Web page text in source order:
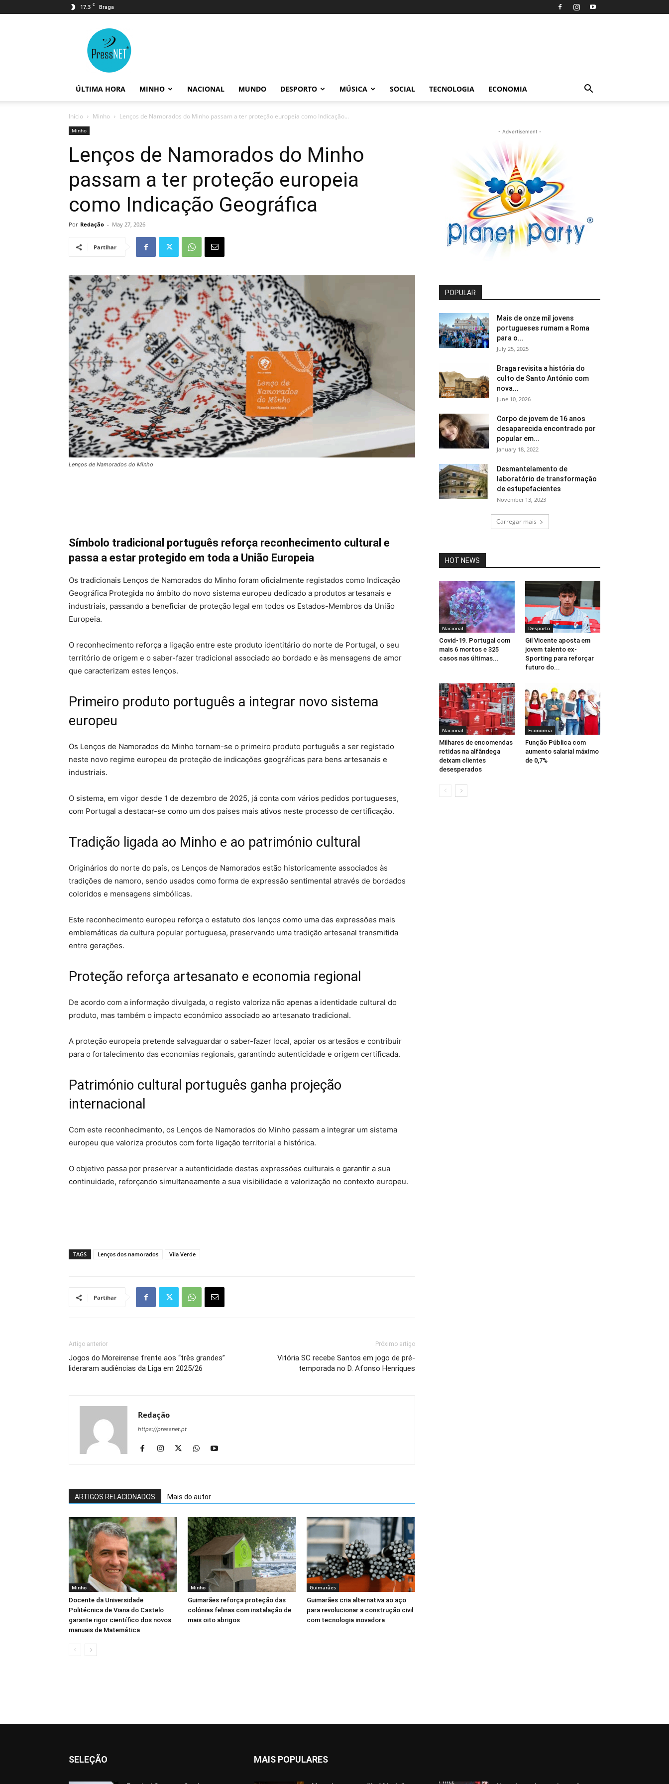
17.3 C Braga
ÚLTIMA HORA MINHO NACIONAL MUNDO DESPORTO MÚSICA SOCIAL TECNOLOGIA ECONOMIA
Início Minho Lenços de Namorados do Minho passam a ter proteção europeia como Indicação...
Minho
Lenços de Namorados do Minho
passam a ter proteção europeia
como Indicação Geográfica
Por Redação - May 27, 2026
Partihar
Lenços de Namorados do Minho
Símbolo tradicional português reforça reconhecimento cultural e
passa a estar protegido em toda a União Europeia
Os tradicionais Lenços de Namorados do Minho foram oficialmente registados como Indicação
Geográfica Protegida no âmbito do novo sistema europeu dedicado a produtos artesanais e
industriais, passando a beneficiar de proteção legal em todos os Estados-Membros da União
Europeia.
O reconhecimento reforça a ligação entre este produto identitário do norte de Portugal, o seu
território de origem e o saber-fazer tradicional associado ao bordado e às mensagens de amor
que caracterizam estes lenços.
Primeiro produto português a integrar novo sistema
europeu
Os Lenços de Namorados do Minho tornam-se o primeiro produto português a ser registado
neste novo regime europeu de proteção de indicações geográficas para bens artesanais e
industriais.
O sistema, em vigor desde 1 de dezembro de 2025, já conta com vários pedidos portugueses,
com Portugal a destacar-se como um dos países mais ativos neste processo de certificação.
Tradição ligada ao Minho e ao património cultural
Originários do norte do país, os Lenços de Namorados estão historicamente associados às
tradições de namoro, sendo usados como forma de expressão sentimental através de bordados
coloridos e mensagens simbólicas.
Este reconhecimento europeu reforça o estatuto dos lenços como uma das expressões mais
emblemáticas da cultura popular portuguesa, preservando uma tradição artesanal transmitida
entre gerações.
Proteção reforça artesanato e economia regional
De acordo com a informação divulgada, o registo valoriza não apenas a identidade cultural do
produto, mas também o impacto económico associado ao artesanato tradicional.
A proteção europeia pretende salvaguardar o saber-fazer local, apoiar os artesãos e contribuir
para o fortalecimento das economias regionais, garantindo autenticidade e origem certificada.
Património cultural português ganha projeção
internacional
Com este reconhecimento, os Lenços de Namorados do Minho passam a integrar um sistema
europeu que valoriza produtos com forte ligação territorial e histórica.
O objetivo passa por preservar a autenticidade destas expressões culturais e garantir a sua
continuidade, reforçando simultaneamente a sua visibilidade e valorização no contexto europeu.
TAGS Lenços dos namorados Vila Verde
Partihar
Artigo anterior
Jogos do Moreirense frente aos “três grandes”
lideraram audiências da Liga em 2025/26
Próximo artigo
Vitória SC recebe Santos em jogo de pré-
temporada no D. Afonso Henriques
Redação
https://pressnet.pt
ARTIGOS RELACIONADOS Mais do autor
Minho
Docente da Universidade
Politécnica de Viana do Castelo
garante rigor científico dos novos
manuais de Matemática
Minho
Guimarães reforça proteção das
colónias felinas com instalação de
mais oito abrigos
Guimarães
Guimarães cria alternativa ao aço
para revolucionar a construção civil
com tecnologia inovadora
- Advertisement -
POPULAR
Mais de onze mil jovens
portugueses rumam a Roma
para o...
July 25, 2025
Braga revisita a história do
culto de Santo António com
nova...
June 10, 2026
Corpo de jovem de 16 anos
desaparecida encontrado por
popular em...
January 18, 2022
Desmantelamento de
laboratório de transformação
de estupefacientes
November 13, 2023
Carregar mais
HOT NEWS
Nacional
Covid-19. Portugal com
mais 6 mortos e 325
casos nas últimas...
Desporto
Gil Vicente aposta em
jovem talento ex-
Sporting para reforçar
futuro do...
Nacional
Milhares de encomendas
retidas na alfândega
deixam clientes
desesperados
Economia
Função Pública com
aumento salarial máximo
de 0,7%
SELEÇÃO MAIS POPULARES